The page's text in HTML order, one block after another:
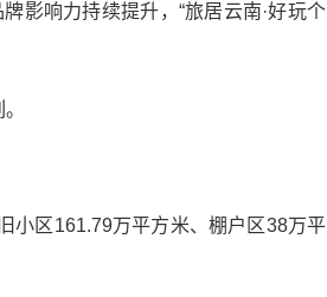
影响力持续提升，“旅居云南·好玩个
小区161.79万平方米、棚户区38万平